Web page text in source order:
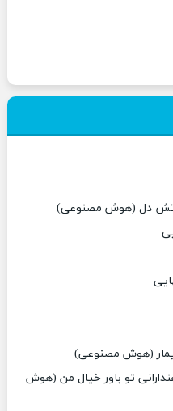
آتش دل (هوش مصنوعی)
(هوش مصنوعی)
تو باور خیال من (هوش